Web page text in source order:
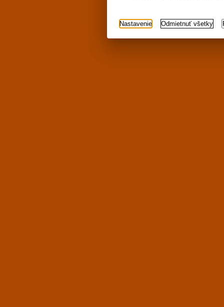
Nastavenie Odmietnuť všetky